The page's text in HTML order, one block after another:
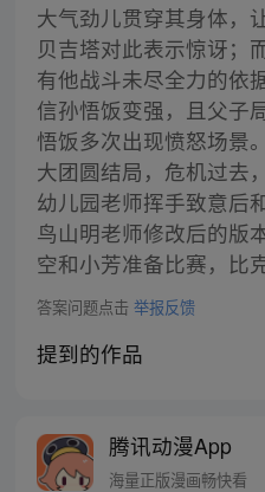
大气劲儿贯穿其身体，
贝吉塔对此表示惊讶；
有他战斗未尽全力的依
信孙悟饭变强，且父子
悟饭多次出现愤怒场景
大团圆结局，危机过去
幼儿园老师挥手致意后
鸟山明老师修改后的版
空和小芳准备比赛，比
答案问题点击 举报反馈
提到的作品
腾讯动漫App
海量正版漫画畅快看